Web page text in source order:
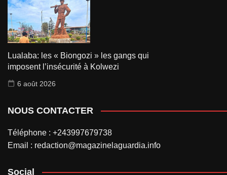
Lualaba: les « Biongozi » les gangs qui
imposent l’insécurité à Kolwezi
6 août 2026
NOUS CONTACTER
Téléphone : +243997679738
Email : redaction@magazinelaguardia.info
Social